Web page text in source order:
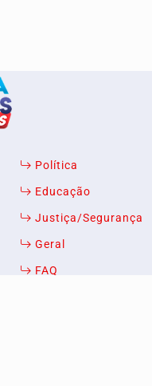
Política
Educação
Justiça/Segurança
Geral
FAQ
melhorar sua